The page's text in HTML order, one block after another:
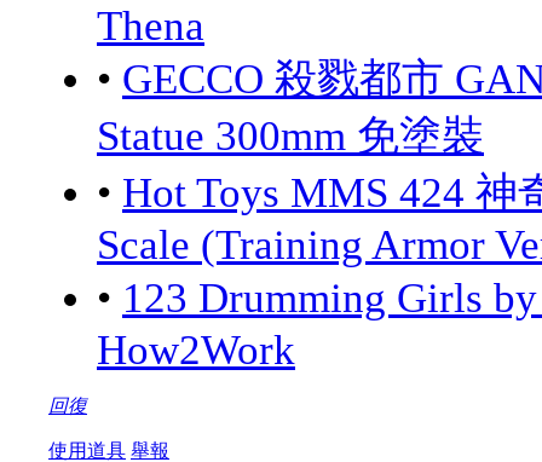
Thena
• GECCO 殺戮都市
Statue 300mm 免塗裝
• Hot Toys MMS 424 神
Scale (Training Armor
• 123 Drumming Girls
How2Work
回復
使用道具 舉報